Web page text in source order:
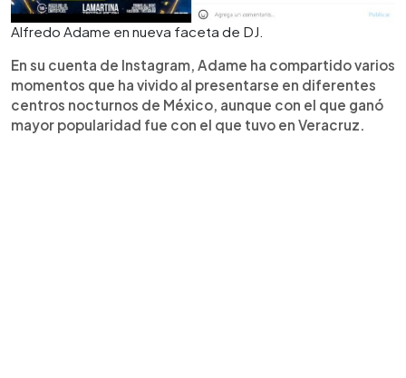
Alfredo Adame en nueva faceta de DJ.
En su cuenta de Instagram, Adame ha compartido varios
momentos que ha vivido al presentarse en diferentes
centros nocturnos de México, aunque con el que ganó
mayor popularidad fue con el que tuvo en Veracruz.